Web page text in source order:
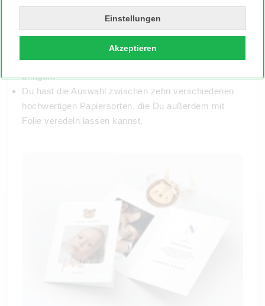
Einstellungen
Akzeptieren
Danksagung nach der Tauffeier die Worte fehlen,
haben wir ansprechende Vorlagen für Dich
vorbereitet. Hier findest Du für die Danksagung zur
Taufe Sprüche, die Deine Empfindungen in Worte
bringen.
Du hast die Auswahl zwischen zehn verschiedenen
hochwertigen Papiersorten, die Du außerdem mit
Folie veredeln lassen kannst.